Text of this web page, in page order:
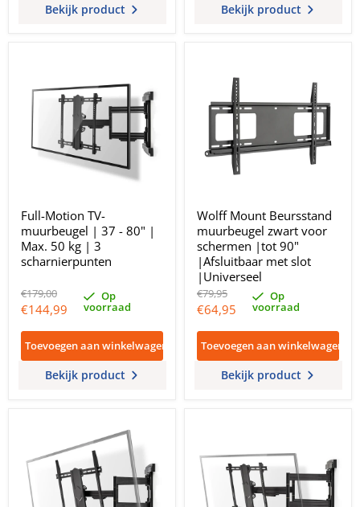
Bekijk product Bekijk product
Full-Motion TV-
muurbeugel | 37 - 80" |
Max. 50 kg | 3
scharnierpunten
Oorspronkelijke
prijs
€179,00
Huidige
prijs
€144,99
Op
voorraad
Toevoegen aan winkelwagen
Bekijk product
Wolff Mount Beursstand
muurbeugel zwart voor
schermen |tot 90"
|Afsluitbaar met slot
|Universeel
Oorspronkelijke
prijs
€79,95
Huidige
prijs
€64,95
Op
voorraad
Toevoegen aan winkelwagen
Bekijk product